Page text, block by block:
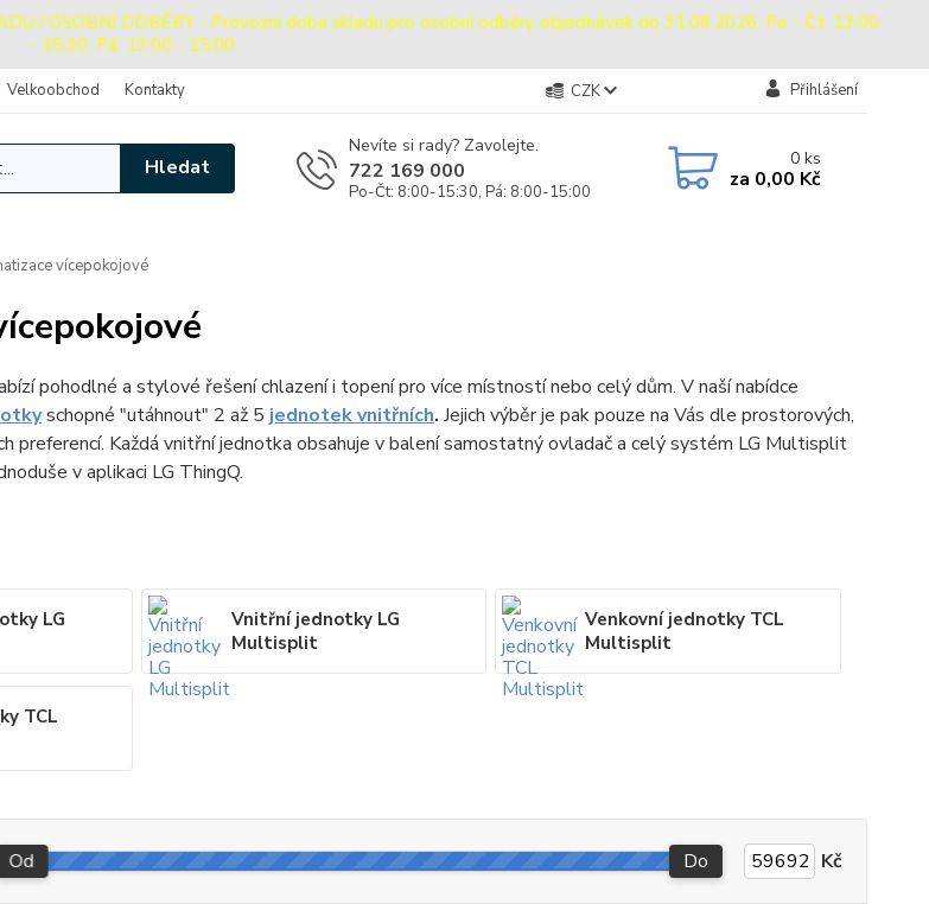
/ OSOBNÍ ODBĚRY - Provozní doba skladu pro osobní odběry objednávek do 31.08.2026: Po - Čt: 13:00
- 15:30, Pá: 13:00 - 15:00
Velkoobchod Kontakty CZK Přihlášení
Hledat
Nevíte si rady? Zavolejte.
722 169 000
Po-Čt: 8:00-15:30, Pá: 8:00-15:00
0ks
za 0,00 Kč
vícepokojové
pohodlné a stylové řešení chlazení i topení pro více místností nebo celý dům. V naší nabídce
schopné "utáhnout" 2 až 5 jednotek vnitřních. Jejich výběr je pak pouze na Vás dle prostorových,
preferencí. Každá vnitřní jednotka obsahuje v balení samostatný ovladač a celý systém LG Multisplit
v aplikaci LG ThingQ.
LG
Vnitřní jednotky LG
Multisplit
Venkovní jednotky TCL
Multisplit
TCL
Od Do Kč